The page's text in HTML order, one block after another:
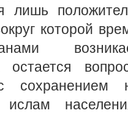
лишь
которой
остается
сохранением
ислам